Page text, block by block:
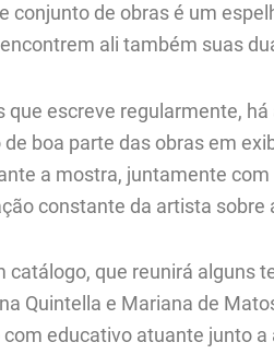
conjunto de obras é um
ali também suas
que escreve regularmente,
boa parte das obras em
a mostra, juntamente
constante da artista sobre
catálogo, que reunirá alguns
Quintella e Mariana de
educativo atuante junto a